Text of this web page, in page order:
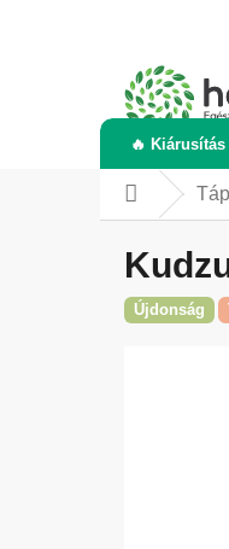
🔥 Kiárusítás
Kezdőlap
Újdonság